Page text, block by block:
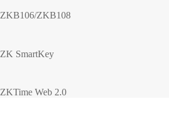
ZKB106/ZKB108
ZK SmartKey
ZKTime Web 2.0